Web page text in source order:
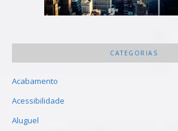
CATEGORIAS
Acabamento
Acessibilidade
Aluguel